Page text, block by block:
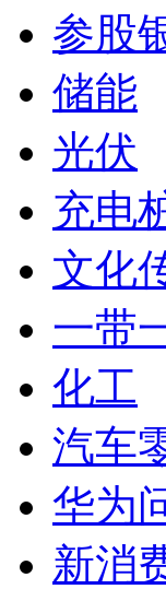
参股
储能
光伏
充电
文化
一带
化工
汽车
华为
新消